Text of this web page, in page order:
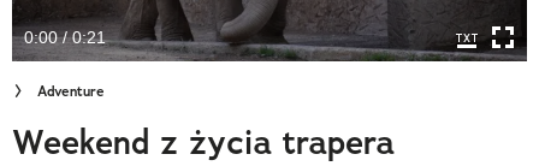
Cuda Polski
Wielki Konkurs Fotograficzny
Trendbook Podróżniczy
0:00 / 0:21
Adventure
Weekend z życia trapera